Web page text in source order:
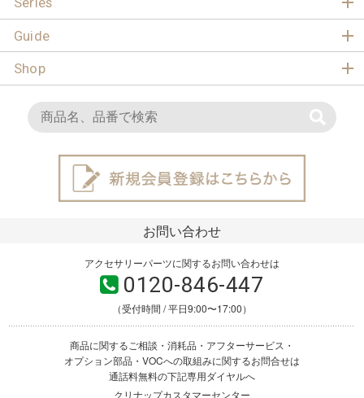
Guide
Shop
お問い合わせ
アクセサリーパーツに関するお問い合わせは
0120-846-447
（受付時間 / 平日9:00〜17:00）
商品に関するご相談・消耗品・アフターサービス・
オプション部品・VOCへの取組みに関するお問合せは
通話料無料の下記専用ダイヤルへ
クリナップカスタマーセンター